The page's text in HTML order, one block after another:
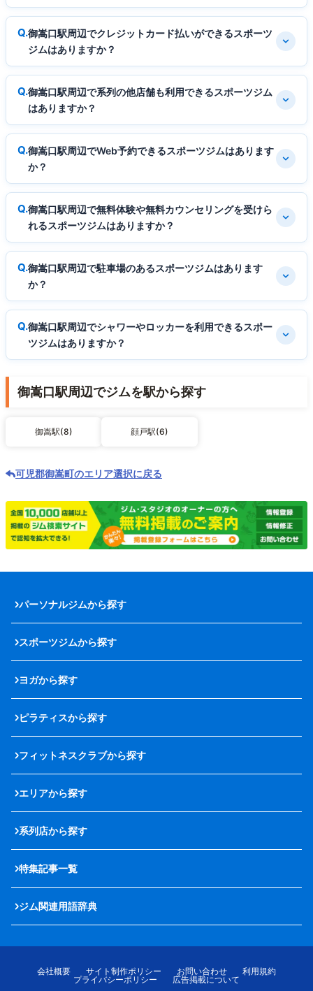
御嵩口駅周辺でクレジットカード払いができるスポーツ
ジムはありますか？
御嵩口駅周辺で系列の他店舗も利用できるスポーツジム
はありますか？
御嵩口駅周辺でWeb予約できるスポーツジムはあります
か？
御嵩口駅周辺で無料体験や無料カウンセリングを受けら
れるスポーツジムはありますか？
御嵩口駅周辺で駐車場のあるスポーツジムはあります
か？
御嵩口駅周辺でシャワーやロッカーを利用できるスポー
ツジムはありますか？
御嵩口駅周辺でジムを駅から探す
御嵩駅(8) 顔戸駅(6)
可児郡御嵩町のエリア選択に戻る
パーソナルジムから探す
スポーツジムから探す
ヨガから探す
ピラティスから探す
フィットネスクラブから探す
エリアから探す
系列店から探す
特集記事一覧
ジム関連用語辞典
会社概要 サイト制作ポリシー お問い合わせ
利用規約
プライバシーポリシー
広告掲載について